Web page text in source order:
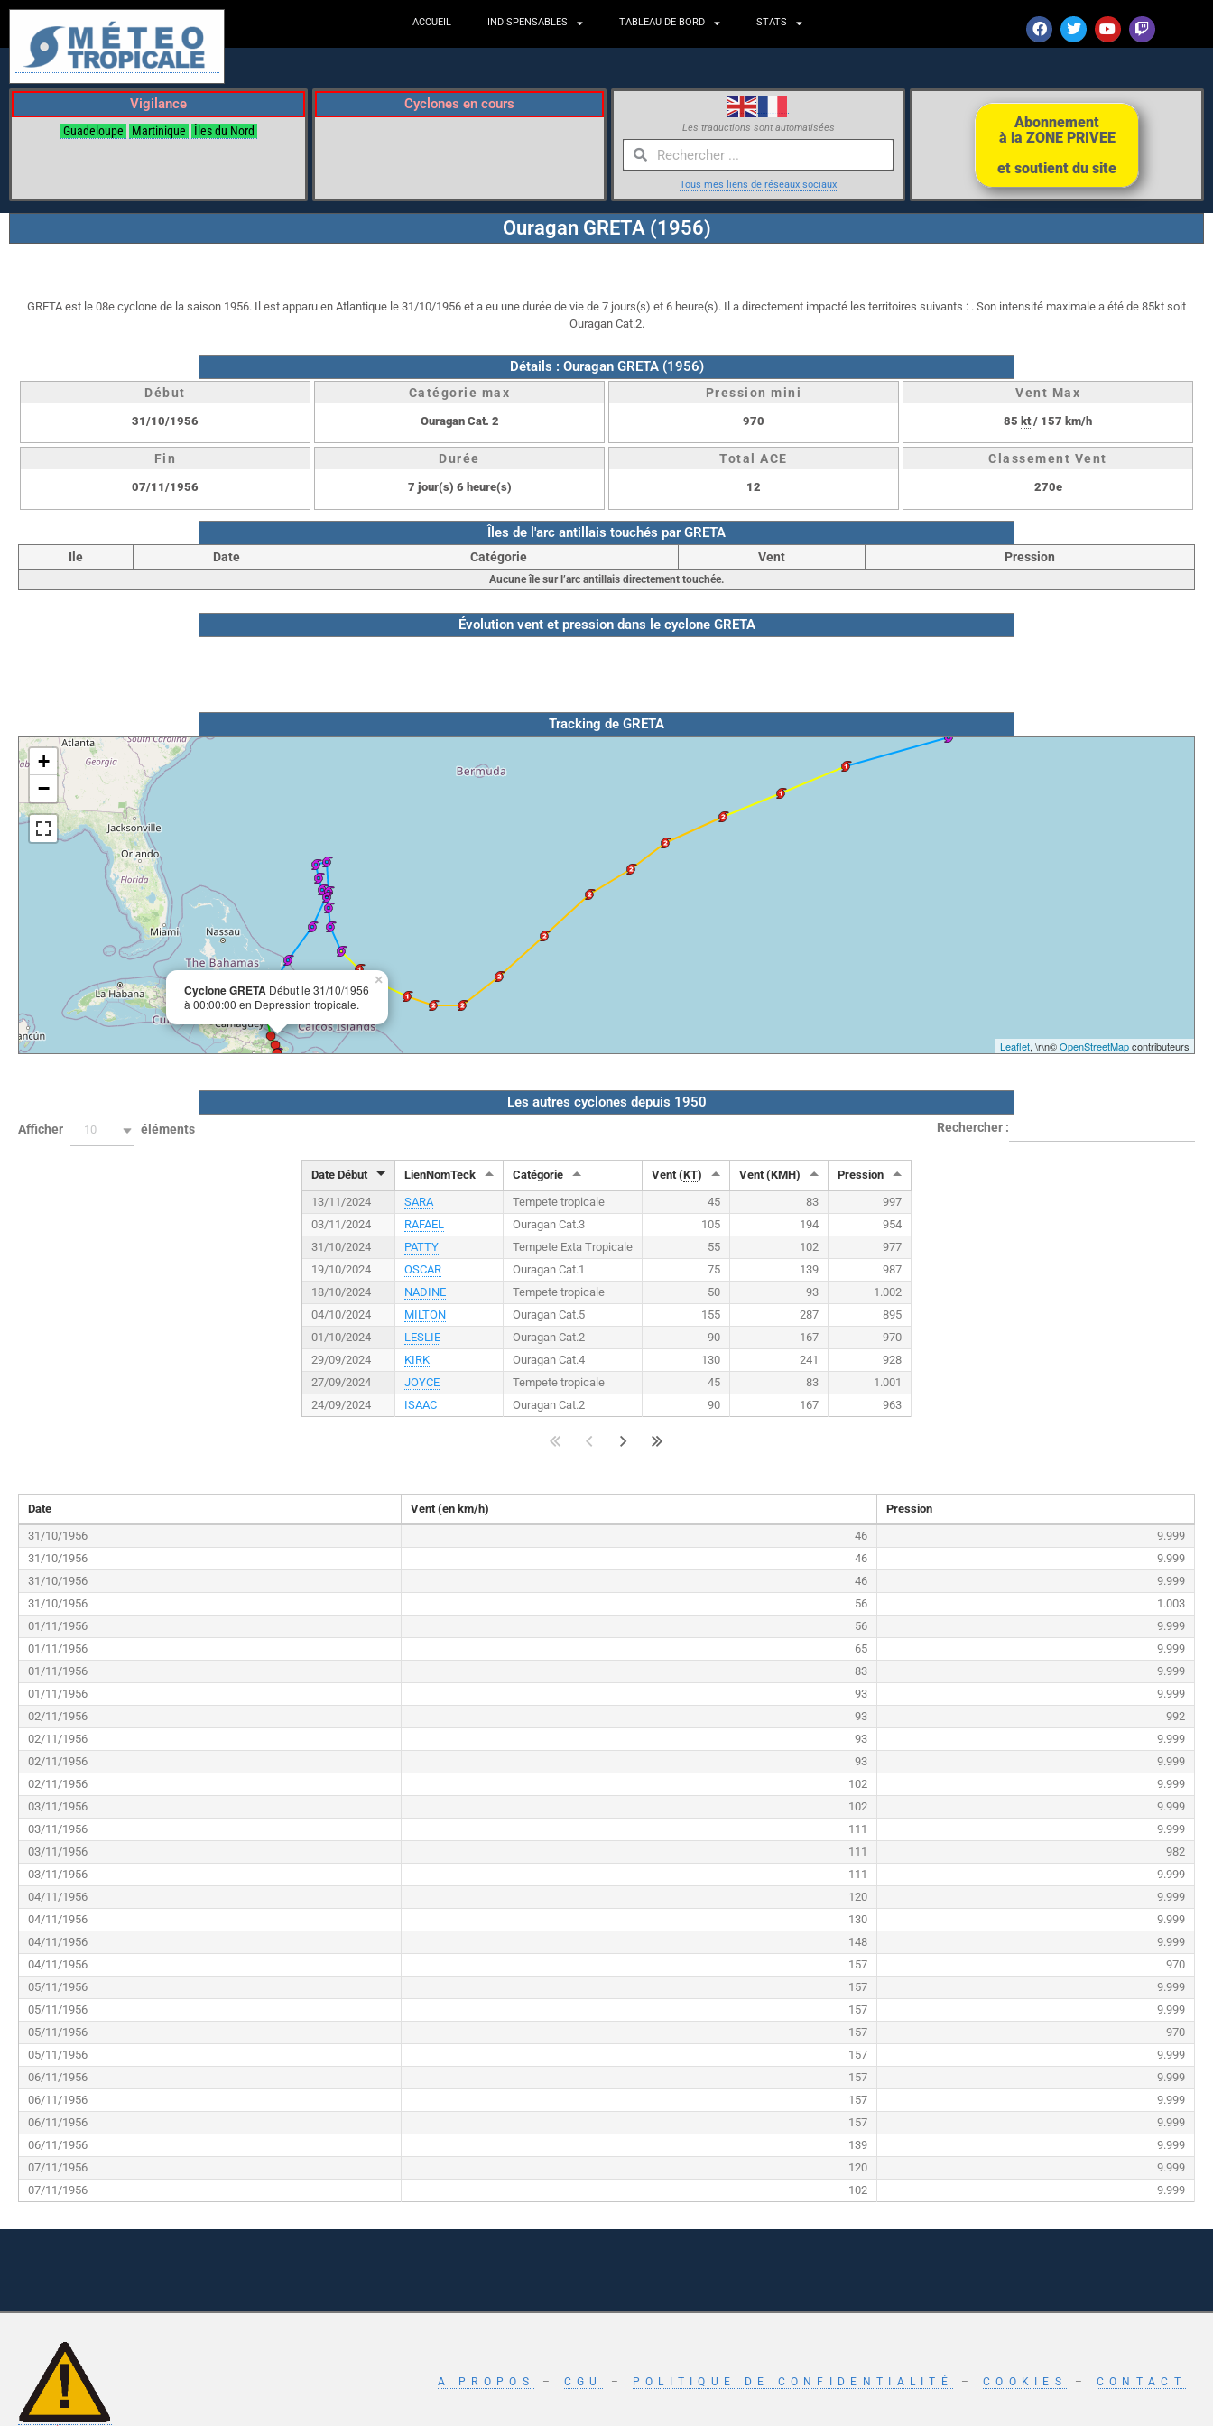
ACCUEIL INDISPENSABLES TABLEAU DE BORD STATS
Vigilance
Guadeloupe Martinique Îles du Nord
Cyclones en cours
Les traductions sont automatisées
Tous mes liens de réseaux sociaux
Abonnement
à la ZONE PRIVEE
et soutient du site
Ouragan GRETA (1956)
GRETA est le 08e cyclone de la saison 1956. Il est apparu en Atlantique le 31/10/1956 et a eu une durée de vie de 7 jours(s) et 6 heure(s). Il a directement impacté les territoires suivants : . Son intensité maximale a été de 85kt soit
Ouragan Cat.2.
Détails : Ouragan GRETA (1956)
Début
31/10/1956
Catégorie max
Ouragan Cat. 2
Pression mini
970
Vent Max
85 kt/ 157 km/h
Fin
07/11/1956
Durée
7 jour(s) 6 heure(s)
Total ACE
12
Classement Vent
270e
Îles de l'arc antillais touchés par GRETA
Ile Date Catégorie Vent Pression
Aucune île sur l’arc antillais directement touchée.
Évolution vent et pression dans le cyclone GRETA
Tracking de GRETA
Cyclone GRETA Début le 31/10/1956
à 00:00:00 en Depression tropicale.
×
+
−
Leaflet, \r\n©OpenStreetMapcontributeurs
Les autres cyclones depuis 1950
Afficher 10 éléments Rechercher :
Date Début LienNomTeck Catégorie Vent (KT) Vent (KMH)
Pression
13/11/2024
SARA Tempete tropicale 45 83
997
03/11/2024
RAFAEL Ouragan Cat.3 105 194
954
31/10/2024
PATTY Tempete Exta Tropicale 55 102
977
19/10/2024
OSCAR Ouragan Cat.1 75 139
987
18/10/2024
NADINE Tempete tropicale 50 93
1.002
04/10/2024
MILTON Ouragan Cat.5 155 287
895
01/10/2024
LESLIE Ouragan Cat.2 90 167
970
29/09/2024
KIRK Ouragan Cat.4 130 241
928
27/09/2024
JOYCE Tempete tropicale 45 83
1.001
24/09/2024
ISAAC Ouragan Cat.2 90 167 963
Date Vent (en km/h)
Pression
31/10/1956
46
9.999
31/10/1956
46
9.999
31/10/1956
46
9.999
31/10/1956
56
1.003
01/11/1956
56
9.999
01/11/1956
65
9.999
01/11/1956
83
9.999
01/11/1956
93
9.999
02/11/1956
93
992
02/11/1956
93
9.999
02/11/1956
93
9.999
02/11/1956
102
9.999
03/11/1956
102
9.999
03/11/1956
111
9.999
03/11/1956
111
982
03/11/1956
111
9.999
04/11/1956
120
9.999
04/11/1956
130
9.999
04/11/1956
148
9.999
04/11/1956
157
970
05/11/1956
157
9.999
05/11/1956
157
9.999
05/11/1956
157
970
05/11/1956
157
9.999
06/11/1956
157
9.999
06/11/1956
157
9.999
06/11/1956
157
9.999
06/11/1956
139
9.999
07/11/1956
120
9.999
07/11/1956
102 9.999
A PROPOS – CGU – POLITIQUE DE CONFIDENTIALITÉ – COOKIES – CONTACT